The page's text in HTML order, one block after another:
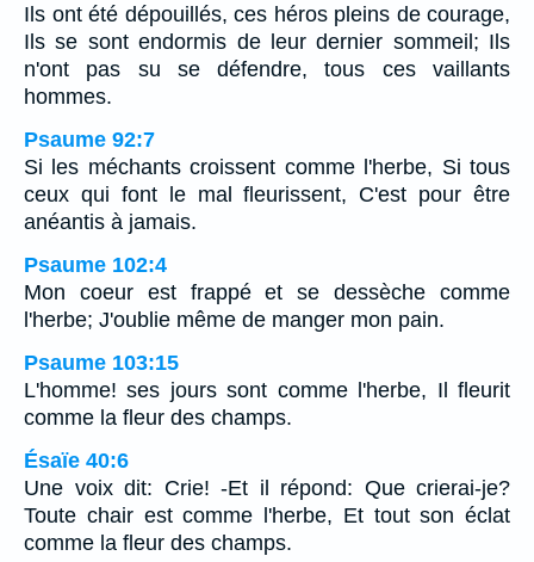
Ils ont été dépouillés, ces héros pleins de courage,
Ils se sont endormis de leur dernier sommeil; Ils
n'ont pas su se défendre, tous ces vaillants
hommes.
Psaume 92:7
Si les méchants croissent comme l'herbe, Si tous
ceux qui font le mal fleurissent, C'est pour être
anéantis à jamais.
Psaume 102:4
Mon coeur est frappé et se dessèche comme
l'herbe; J'oublie même de manger mon pain.
Psaume 103:15
L'homme! ses jours sont comme l'herbe, Il fleurit
comme la fleur des champs.
Ésaïe 40:6
Une voix dit: Crie! -Et il répond: Que crierai-je?
Toute chair est comme l'herbe, Et tout son éclat
comme la fleur des champs.